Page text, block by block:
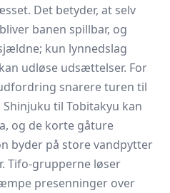
Det betyder, at selv
banen spillbar, og
kun lynnedslag
udløse udsættelser. For
snarere turen til
til Tobitakyu kan
og de korte gåture
byder på store vandpytter
Tifo-grupperne løser
presenninger over